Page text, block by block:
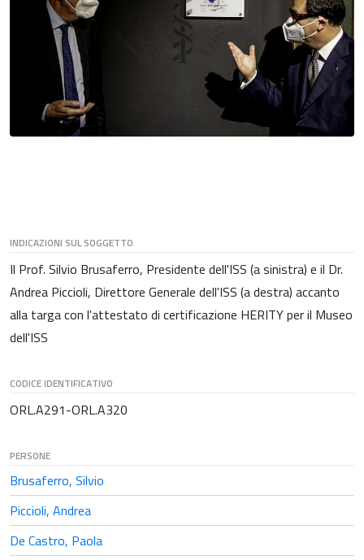
INDICAZIONI SUL SOGGETTO
Il Prof. Silvio Brusaferro, Presidente dell'ISS (a sinistra) e il Dr.
Andrea Piccioli, Direttore Generale dell'ISS (a destra) accanto
alla targa con l'attestato di certificazione HERITY per il Museo
dell'ISS
CODICE IDENTIFICATIVO
ORL.A291-ORL.A320
PERSONE
Brusaferro, Silvio
Piccioli, Andrea
De Castro, Paola